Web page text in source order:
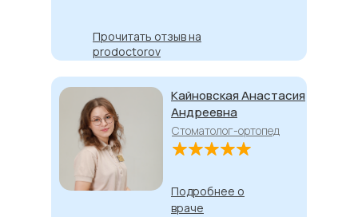
Прочитать отзыв на
prodoctorov
Кайновская Анастасия
Андреевна
Стоматолог-ортопед
Подробнее о
враче